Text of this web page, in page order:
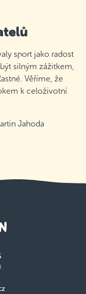
sport jako radost
silným zážitkem,
Věříme, že
k celoživotní
Jahoda